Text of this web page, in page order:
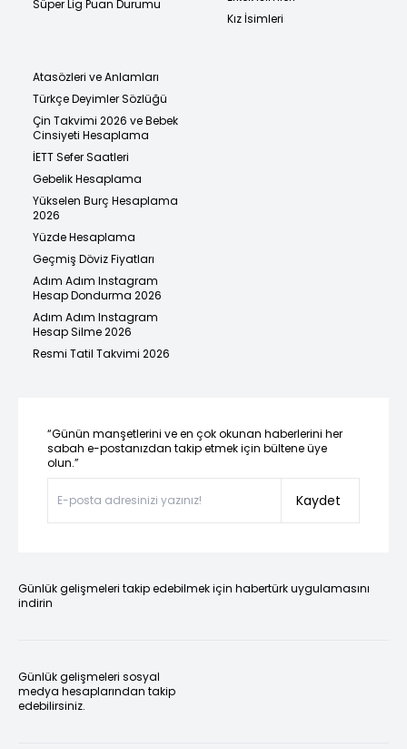
Süper Lig Puan Durumu
Kız İsimleri
Atasözleri ve Anlamları
Türkçe Deyimler Sözlüğü
Çin Takvimi 2026 ve Bebek
Cinsiyeti Hesaplama
İETT Sefer Saatleri
Gebelik Hesaplama
Yükselen Burç Hesaplama
2026
Yüzde Hesaplama
Geçmiş Döviz Fiyatları
Adım Adım Instagram
Hesap Dondurma 2026
Adım Adım Instagram
Hesap Silme 2026
Resmi Tatil Takvimi 2026
“Günün manşetlerini ve en çok okunan haberlerini her
sabah e-postanızdan takip etmek için bültene üye
olun.”
Kaydet
Günlük gelişmeleri takip edebilmek için habertürk uygulamasını
indirin
Günlük gelişmeleri sosyal
medya hesaplarından takip
edebilirsiniz.